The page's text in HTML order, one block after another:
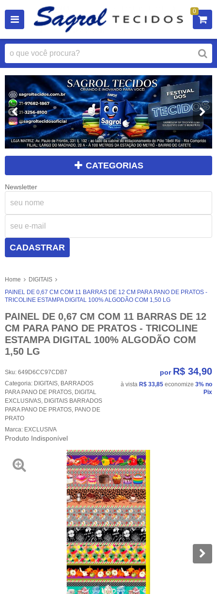
0
CATEGORIAS
Newsletter
CADASTRAR
Home
DIGITAIS
PAINEL DE 0,67 CM COM 11 BARRAS DE 12 CM PARA PANO DE PRATOS -
TRICOLINE ESTAMPA DIGITAL 100% ALGODÃO COM 1,50 LG
PAINEL DE 0,67 CM COM 11 BARRAS DE 12
CM PARA PANO DE PRATOS - TRICOLINE
ESTAMPA DIGITAL 100% ALGODÃO COM
1,50 LG
Sku: 649D6CC97CDB7
Categoria: DIGITAIS, BARRADOS
PARA PANO DE PRATOS, DIGITAL
EXCLUSIVAS, DIGITAIS BARRADOS
PARA PANO DE PRATOS, PANO DE
PRATO
Marca: EXCLUSIVA
Produto Indisponível
por R$ 34,90
à vista R$ 33,85 economize 3% no
Pix